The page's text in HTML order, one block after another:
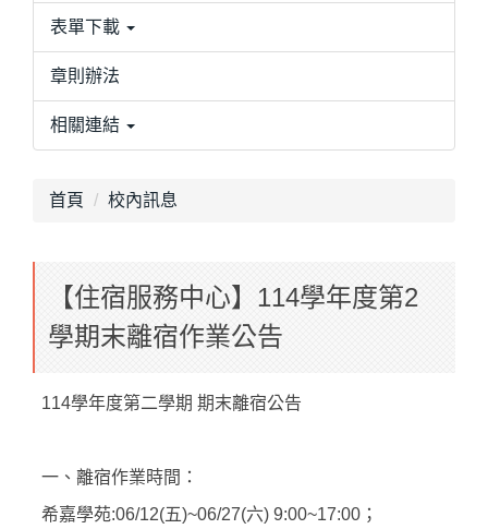
表單下載
章則辦法
相關連結
首頁 校內訊息
【住宿服務中心】114學年度第2
學期末離宿作業公告
114學年度第二學期 期末離宿公告
一、離宿作業時間：
希嘉學苑:06/12(五)~06/27(六) 9:00~17:00；